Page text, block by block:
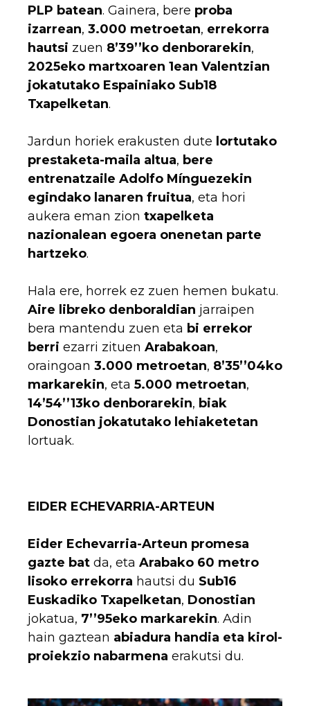
PLP batean. Gainera, bere proba
izarrean, 3.000 metroetan, errekorra
hautsi zuen 8’39’’ko denborarekin,
2025eko martxoaren 1ean Valentzian
jokatutako Espainiako Sub18
Txapelketan.
Jardun horiek erakusten dute lortutako
prestaketa-maila altua, bere
entrenatzaile Adolfo Mínguezekin
egindako lanaren fruitua, eta hori
aukera eman zion txapelketa
nazionalean egoera onenetan parte
hartzeko.
Hala ere, horrek ez zuen hemen bukatu.
Aire libreko denboraldian jarraipen
bera mantendu zuen eta bi errekor
berri ezarri zituen Arabakoan,
oraingoan 3.000 metroetan, 8’35’’04ko
markarekin, eta 5.000 metroetan,
14’54’’13ko denborarekin, biak
Donostian jokatutako lehiaketetan
lortuak.
EIDER ECHEVARRIA-ARTEUN
Eider Echevarria-Arteun promesa
gazte bat da, eta Arabako 60 metro
lisoko errekorra hautsi du Sub16
Euskadiko Txapelketan, Donostian
jokatua, 7’’95eko markarekin. Adin
hain gaztean abiadura handia eta kirol-
proiekzio nabarmena erakutsi du.